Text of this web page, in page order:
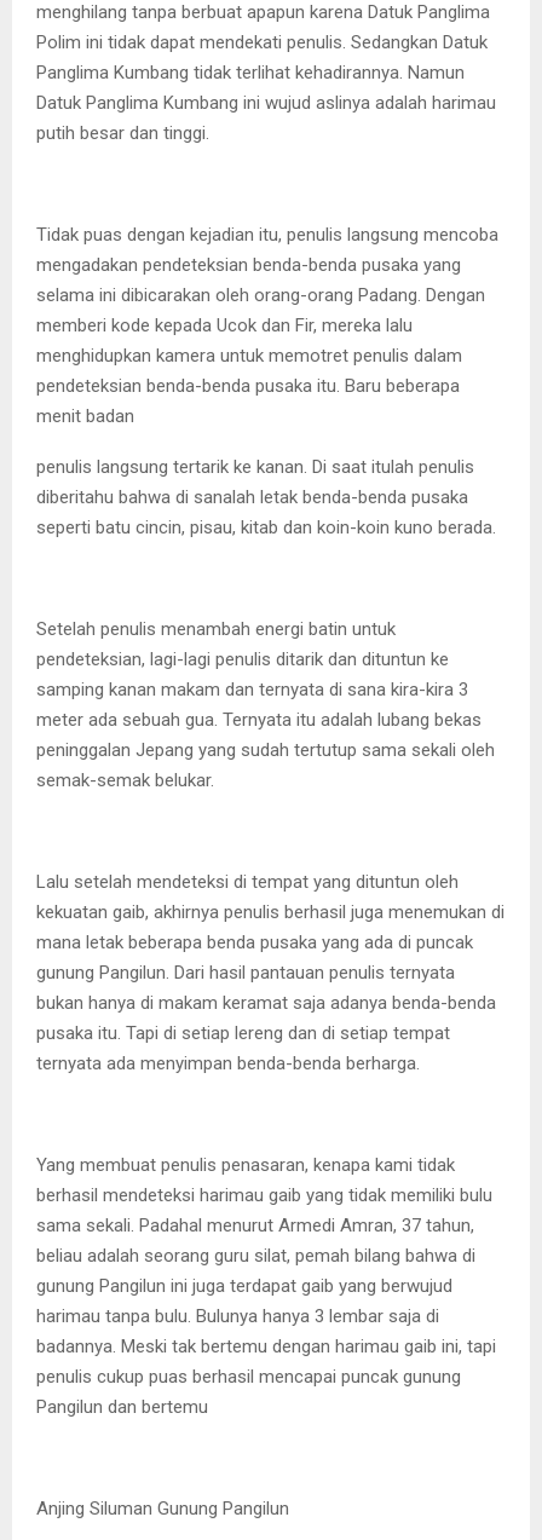
menghilang tanpa berbuat apapun karena Datuk Panglima
Polim ini tidak dapat mendekati penulis. Sedangkan Datuk
Panglima Kumbang tidak terlihat kehadirannya. Namun
Datuk Panglima Kumbang ini wujud aslinya adalah harimau
putih besar dan tinggi.
Tidak puas dengan kejadian itu, penulis langsung mencoba
mengadakan pendeteksian benda-benda pusaka yang
selama ini dibicarakan oleh orang-orang Padang. Dengan
memberi kode kepada Ucok dan Fir, mereka lalu
menghidupkan kamera untuk memotret penulis dalam
pendeteksian benda-benda pusaka itu. Baru beberapa
menit badan
penulis langsung tertarik ke kanan. Di saat itulah penulis
diberitahu bahwa di sanalah letak benda-benda pusaka
seperti batu cincin, pisau, kitab dan koin-koin kuno berada.
Setelah penulis menambah energi batin untuk
pendeteksian, lagi-lagi penulis ditarik dan dituntun ke
samping kanan makam dan ternyata di sana kira-kira 3
meter ada sebuah gua. Ternyata itu adalah lubang bekas
peninggalan Jepang yang sudah tertutup sama sekali oleh
semak-semak belukar.
Lalu setelah mendeteksi di tempat yang dituntun oleh
kekuatan gaib, akhirnya penulis berhasil juga menemukan di
mana letak beberapa benda pusaka yang ada di puncak
gunung Pangilun. Dari hasil pantauan penulis ternyata
bukan hanya di makam keramat saja adanya benda-benda
pusaka itu. Tapi di setiap lereng dan di setiap tempat
ternyata ada menyimpan benda-benda berharga.
Yang membuat penulis penasaran, kenapa kami tidak
berhasil mendeteksi harimau gaib yang tidak memiliki bulu
sama sekali. Padahal menurut Armedi Amran, 37 tahun,
beliau adalah seorang guru silat, pemah bilang bahwa di
gunung Pangilun ini juga terdapat gaib yang berwujud
harimau tanpa bulu. Bulunya hanya 3 lembar saja di
badannya. Meski tak bertemu dengan harimau gaib ini, tapi
penulis cukup puas berhasil mencapai puncak gunung
Pangilun dan bertemu
Anjing Siluman Gunung Pangilun